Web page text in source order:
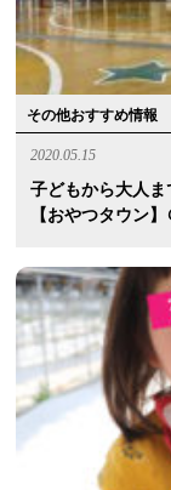
その他おすすめ情報
2020.05.15
子どもから大人
【おやつタウン